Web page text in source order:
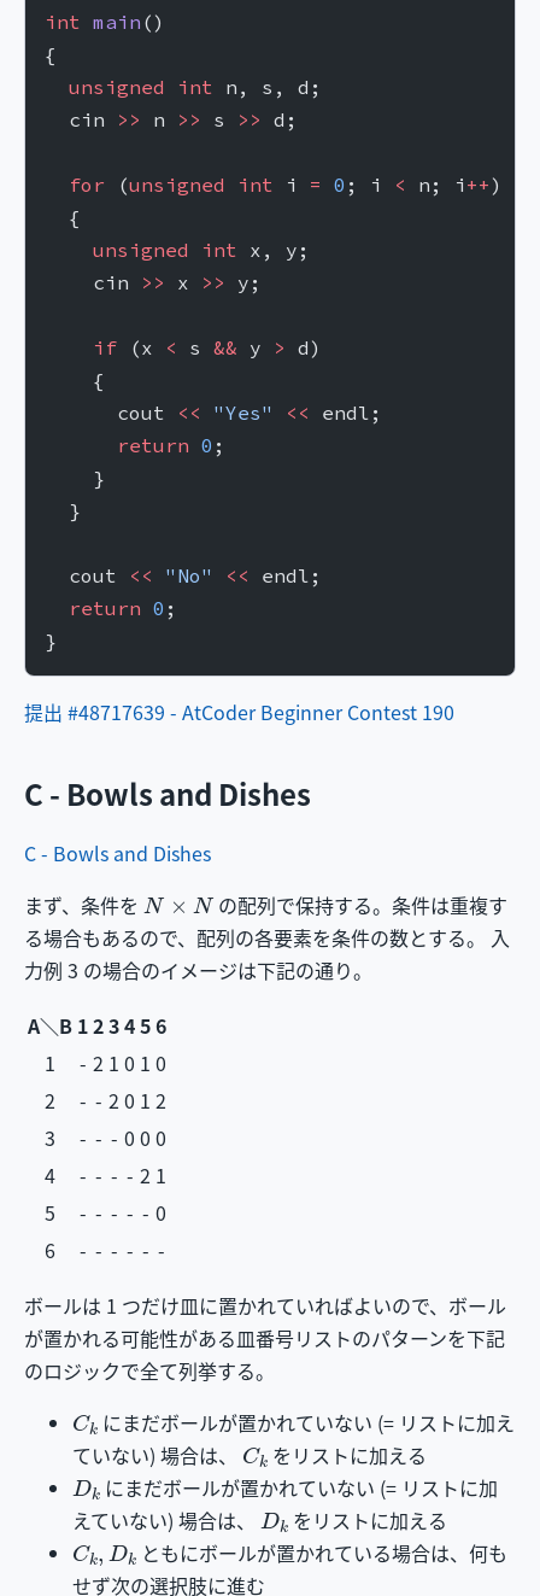
int main()
{
  unsigned
int n, s, d;
  cin
>> n >> s >> d;
  for
(unsigned int i = 0 ; i < n; i++)
  {
    unsigned
int x, y;
    cin
>> x >> y;
    if
(x < s && y > d)
    {
      cout
<< "Yes" << endl;
      return
0 ;
    }
  }
  cout
<< "No" << endl;
  return
0 ;
}
提出 #48717639 - AtCoder Beginner Contest 190
C - Bowls and Dishes
C - Bowls and Dishes
まず、条件を
の配列で保持する。条件は重複す
る場合もあるので、配列の各要素を条件の数とする。 入
力例 3 の場合のイメージは下記の通り。
A＼B 123456
1
- 2 1 0 1 0
2
- - 2 0 1 2
3
- - - 0 0 0
4
- - - - 2 1
5
- - - - - 0
6
- - - - - -
ボールは 1 つだけ皿に置かれていればよいので、ボール
が置かれる可能性がある皿番号リストのパターンを下記
のロジックで全て列挙する。
にまだボールが置かれていない (= リストに加え
ていない) 場合は、 Ckをリストに加える
Dk にまだボールが置かれていない (= リストに加
えていない) 場合は、 Dk をリストに加える
Ck,Dkともにボールが置かれている場合は、何も
せず次の選択肢に進む